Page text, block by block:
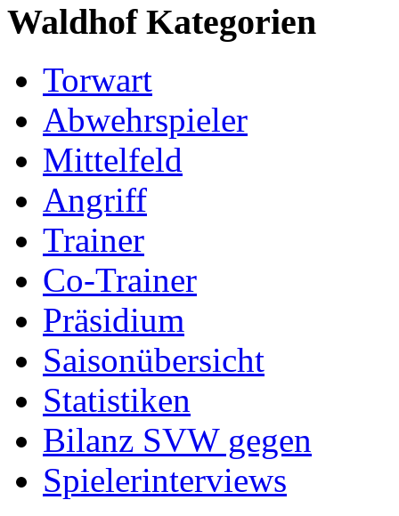
Waldhof Kategorien
Torwart
Abwehrspieler
Mittelfeld
Angriff
Trainer
Co-Trainer
Präsidium
Saisonübersicht
Statistiken
Bilanz SVW gegen
Spielerinterviews